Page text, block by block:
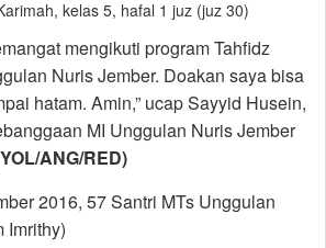
kelas 5, hafal 1 juz (juz 30)
mengikuti program Tahfidz
Nuris Jember. Doakan saya bisa
hatam. Amin,” ucap Sayyid Husein,
MI Unggulan Nuris Jember
ANG/RED)
2016, 57 Santri MTs Unggulan
Imrithy)